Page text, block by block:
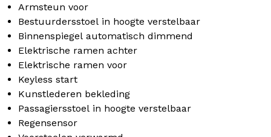
Armsteun voor
Bestuurdersstoel in hoogte verstelbaar
Binnenspiegel automatisch dimmend
Elektrische ramen achter
Elektrische ramen voor
Keyless start
Kunstlederen bekleding
Passagiersstoel in hoogte verstelbaar
Regensensor